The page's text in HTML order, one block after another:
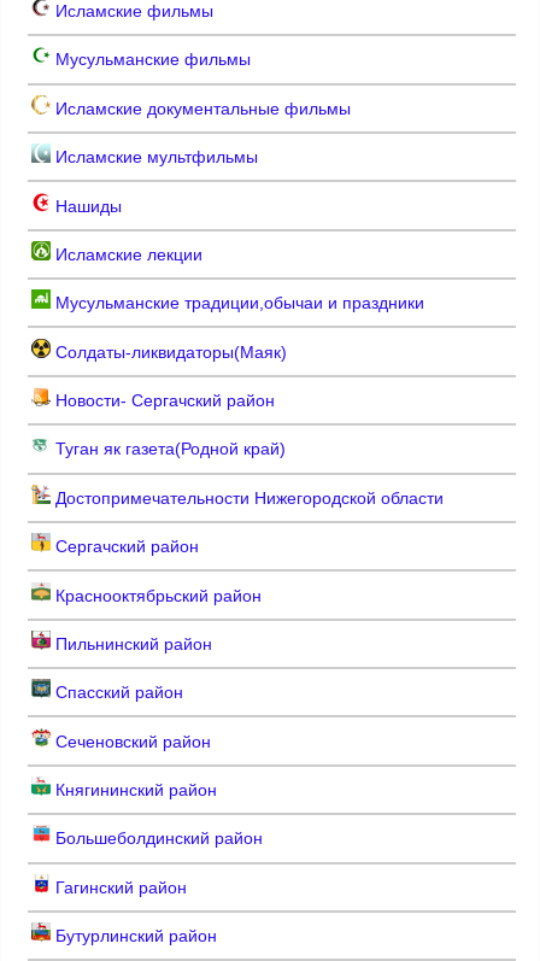
Исламские фильмы
Мусульманские фильмы
Исламские документальные фильмы
Исламские мультфильмы
Нашиды
Исламские лекции
Мусульманские традиции,обычаи и праздники
Солдаты-ликвидаторы(Маяк)
Новости- Сергачский район
Туган як газета(Родной край)
Достопримечательности Нижегородской области
Сергачский район
Краснооктябрьский район
Пильнинский район
Спасский район
Сеченовский район
Княгининский район
Большеболдинский район
Гагинский район
Бутурлинский район